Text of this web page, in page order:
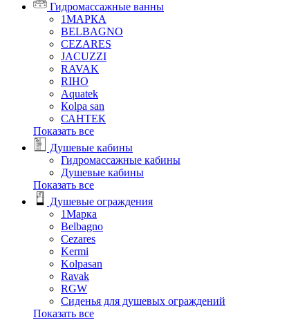
Гидромассажные ванны
1МАРКА
BELBAGNO
CEZARES
JACUZZI
RAVAK
RIHO
Аquatek
Кolpa san
САНТЕК
Показать все
Душевые кабины
Гидромассажные кабины
Душевые кабины
Показать все
Душевые ограждения
1Марка
Belbagno
Cezares
Kermi
Kolpasan
Ravak
RGW
Сиденья для душевых ограждений
Показать все